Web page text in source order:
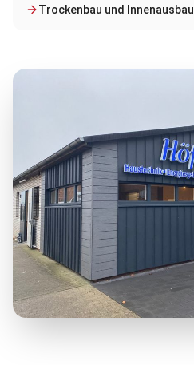
Trockenbau und Innenausbau